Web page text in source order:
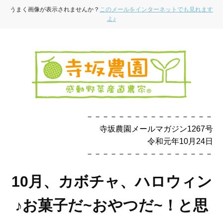
うまく画像が表示されませんか？ このメールをインターネットでも見れます
よ♪
－－－－－－－－－－－－－－－－
寺坂農園メールマガジン1267号
令和元年10月24日
－－－－－－－－－－－－－－－－
10月、カボチャ、ハロウィン
♪お菓子だ~おやつだ~！と思